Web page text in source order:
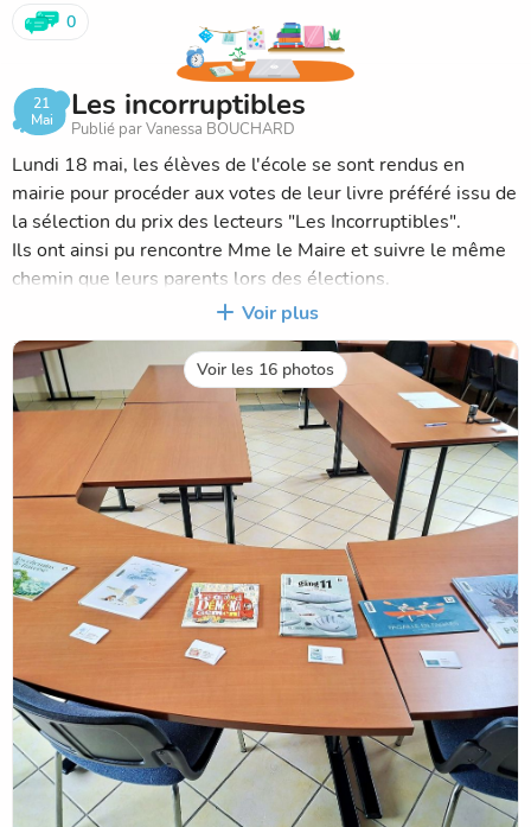
www.st-jacut-les-pins.fr
0
21
Mai
Les incorruptibles
Publié par Vanessa BOUCHARD
Lundi 18 mai, les élèves de l'école se sont rendus en
mairie pour procéder aux votes de leur livre préféré issu de
la sélection du prix des lecteurs "Les Incorruptibles".
Ils ont ainsi pu rencontre Mme le Maire et suivre le même
chemin que leurs parents lors des élections.
L'émargement, la carte d'électeur, le bulletin, l'isoloir,
l'urne et le dépouillement sont des termes connus de tous
désormais.
Merci à la municipalité pour son accueil et à Cécile de la
médiathèque pour l'organisation!
Voir plus
Voir les 16 photos